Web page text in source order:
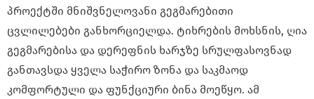
პროექტში მნიშვნელოვანი გეგმარებითი
ცვლილებები განხორციელდა. ტიხრების მოხსნის, ღია
გეგმარებისა და დერეფნის ხარჯზე სრულფასოვნად
განთავსდა ყველა საჭირო ზონა და საკმაოდ
კომფორტული და ფუნქციური ბინა მოეწყო. ამ